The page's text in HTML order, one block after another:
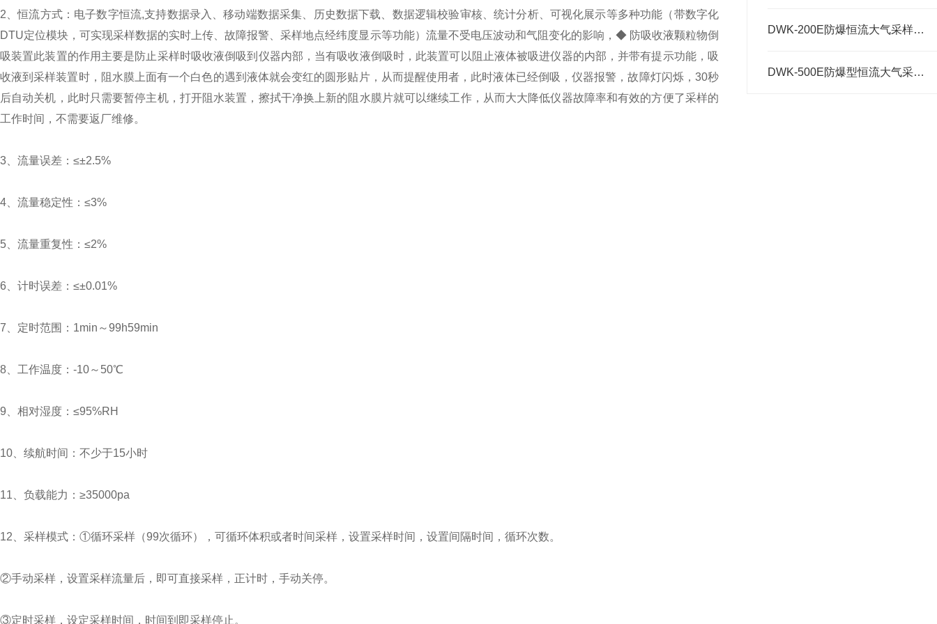
DWK-200E防爆恒流大气采样器主要功能特点
DWK-500E防爆型恒流大气采样器主要功能
2、恒流方式：电子数字恒流,支持数据录入、移动端数据采集、历史数据下载、数据逻辑校验审核、统计分析、可视化展示等多种功能（带数字化
DTU定位模块，可实现采样数据的实时上传、故障报警、采样地点经纬度显示等功能）流量不受电压波动和气阻变化的影响，◆ 防吸收液颗粒物倒
吸装置此装置的作用主要是防止采样时吸收液倒吸到仪器内部，当有吸收液倒吸时，此装置可以阻止液体被吸进仪器的内部，并带有提示功能，吸
收液到采样装置时，阻水膜上面有一个白色的遇到液体就会变红的圆形贴片，从而提醒使用者，此时液体已经倒吸，仪器报警，故障灯闪烁，30秒
后自动关机，此时只需要暂停主机，打开阻水装置，擦拭干净换上新的阻水膜片就可以继续工作，从而大大降低仪器故障率和有效的方便了采样的
工作时间，不需要返厂维修。
3、流量误差：≤±2.5%
4、流量稳定性：≤3%
5、流量重复性：≤2%
6、计时误差：≤±0.01%
7、定时范围：1min～99h59min
8、工作温度：-10～50℃
9、相对湿度：≤95%RH
10、续航时间：不少于15小时
11、负载能力：≥35000pa
12、采样模式：①循环采样（99次循环），可循环体积或者时间采样，设置采样时间，设置间隔时间，循环次数。
②手动采样，设置采样流量后，即可直接采样，正计时，手动关停。
③定时采样，设定采样时间，时间到即采样停止。